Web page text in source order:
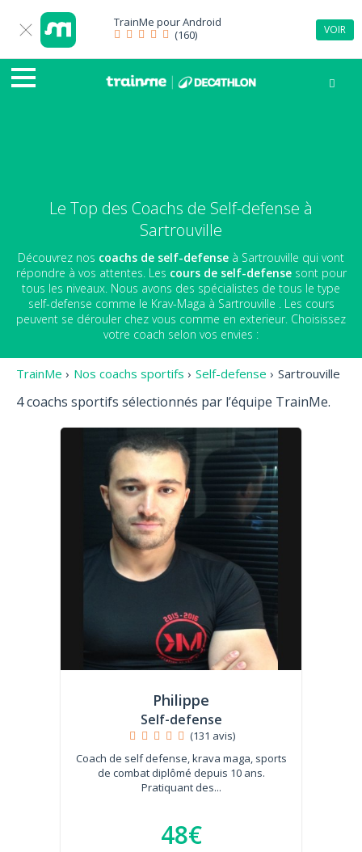
TrainMe pourAndroid
(160)
VOIR
Le Top des Coachs de Self-defense à
Sartrouville
Découvrez nos coachs de self-defense à Sartrouville qui vont
répondre à vos attentes. Les cours de self-defensesont pour
tous les niveaux. Nous avons des spécialistes de tous le type
self-defense comme le Krav-Maga à Sartrouville . Les cours
peuvent se dérouler chez vous comme en exterieur. Choisissez
votre coach selon vos envies :
TrainMe › Nos coachs sportifs › Self-defense › Sartrouville
4 coachs sportifs sélectionnés par l’équipe TrainMe.
Philippe
Self-defense
(131 avis)
Coach de self defense, krava maga, sports
de combat diplômé depuis 10 ans.
Pratiquant des...
48€